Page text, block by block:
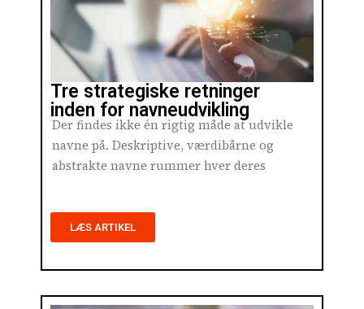
Tre strategiske retninger
inden for navneudvikling
Der findes ikke én rigtig måde at udvikle
navne på. Deskriptive, værdibårne og
abstrakte navne rummer hver deres
LÆS ARTIKEL